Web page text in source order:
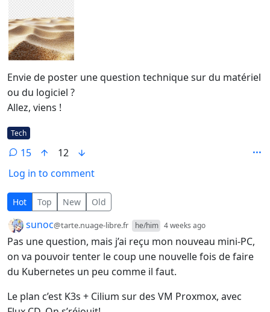
Envie de poster une question technique sur du matériel
ou du logiciel ?
Allez, viens !
Flair
Tech
15
12
Log in to comment
15 Comments
Hot Top New Old
by sunoc@tarte.nuage-libre.fr he/him 4 weeks ago
Pas une question, mais j’ai reçu mon nouveau mini-PC,
on va pouvoir tenter le coup une nouvelle fois de faire
du Kubernetes un peu comme il faut.
Le plan c’est K3s + Cilium sur des VM Proxmox, avec